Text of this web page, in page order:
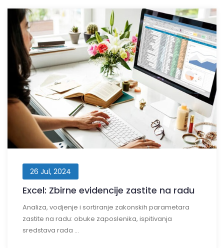
26 Jul, 2024
Excel: Zbirne evidencije zastite na radu
Analiza, vodjenje i sortiranje zakonskih parametara
zastite na radu: obuke zaposlenika, ispitivanja
sredstava rada ...